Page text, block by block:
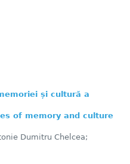
și cultură a
of memory and culture
Dumitru Chelcea;